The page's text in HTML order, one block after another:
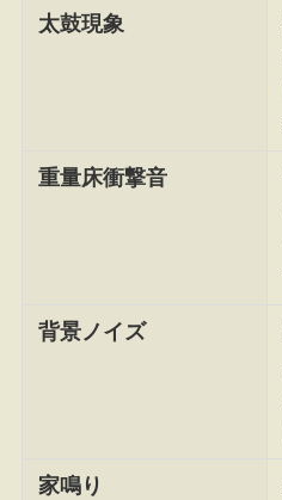
太鼓現象
重量床衝撃音
背景ノイズ
家鳴り